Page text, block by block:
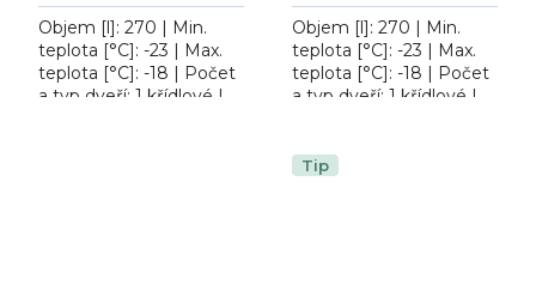
Objem [l]: 270 | Min.
teplota [°C]: -23 | Max.
teplota [°C]: -18 | Počet
a typ dveří: 1 křídlové |
Objem [l]: 270 | Min.
teplota [°C]: -23 | Max.
teplota [°C]: -18 | Počet
a typ dveří: 1 křídlové |
Tip